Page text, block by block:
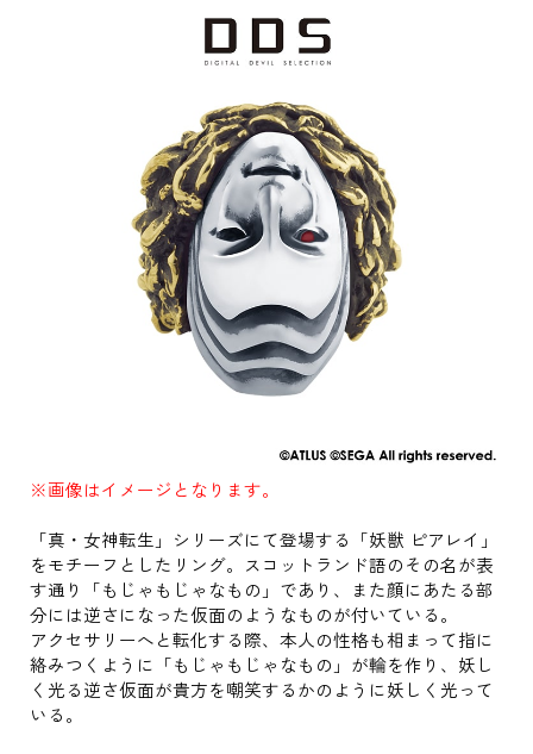
※画像はイメージとなります。
「真・女神転生」シリーズにて登場する「妖獣 ピアレイ」
をモチーフとしたリング。スコットランド語のその名が表
す通り「もじゃもじゃなもの」であり、また顔にあたる部
分には逆さになった仮面のようなものが付いている。
アクセサリーへと転化する際、本人の性格も相まって指に
絡みつくように「もじゃもじゃなもの」が輪を作り、妖し
く光る逆さ仮面が貴方を嘲笑するかのように妖しく光って
いる。